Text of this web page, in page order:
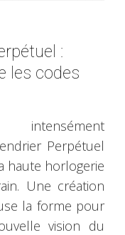
:
les codes
intensément
Perpétuel
haute horlogerie
Une création
la forme pour
vision du